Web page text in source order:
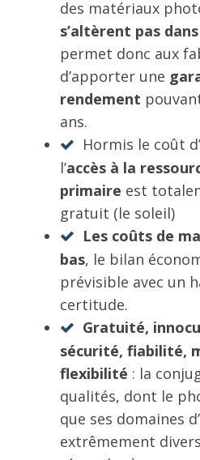
des matériaux
s’altèrent pas
permet donc aux
d’apporter une
rendement
ans.
Hormis le coût
l’accès à la
primaire est
gratuit (le soleil)
Les coûts de
bas, le bilan
prévisible avec un
certitude.
Gratuité,
sécurité, fiabilité,
flexibilité : la
qualités, dont le
que ses domaines
extrêmement